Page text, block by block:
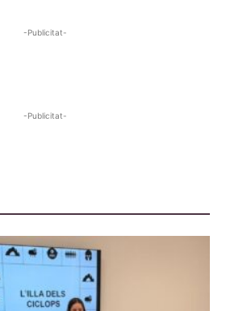
-Publicitat-
-Publicitat-